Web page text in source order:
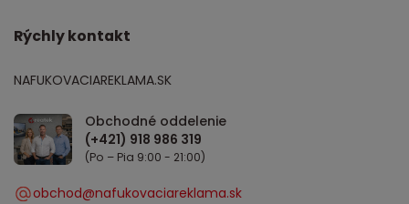
Rýchly kontakt
NAFUKOVACIAREKLAMA.SK
Obchodné oddelenie
(Po – Pia 9:00 - 21:00)
obchod@nafukovaciareklama.sk